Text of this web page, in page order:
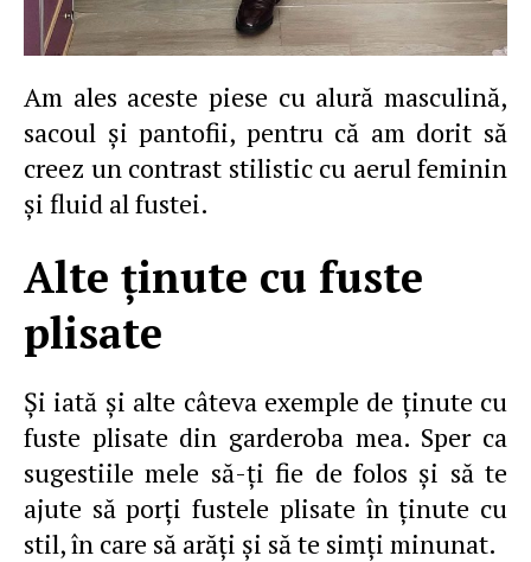
Am ales aceste piese cu alură masculină,
sacoul şi pantofii, pentru că am dorit să
creez un contrast stilistic cu aerul feminin
şi fluid al fustei.
Alte ţinute cu fuste
plisate
Şi iată şi alte câteva exemple de ţinute cu
fuste plisate din garderoba mea. Sper ca
sugestiile mele să-ţi fie de folos şi să te
ajute să porţi fustele plisate în ţinute cu
stil, în care să arăţi şi să te simţi minunat.